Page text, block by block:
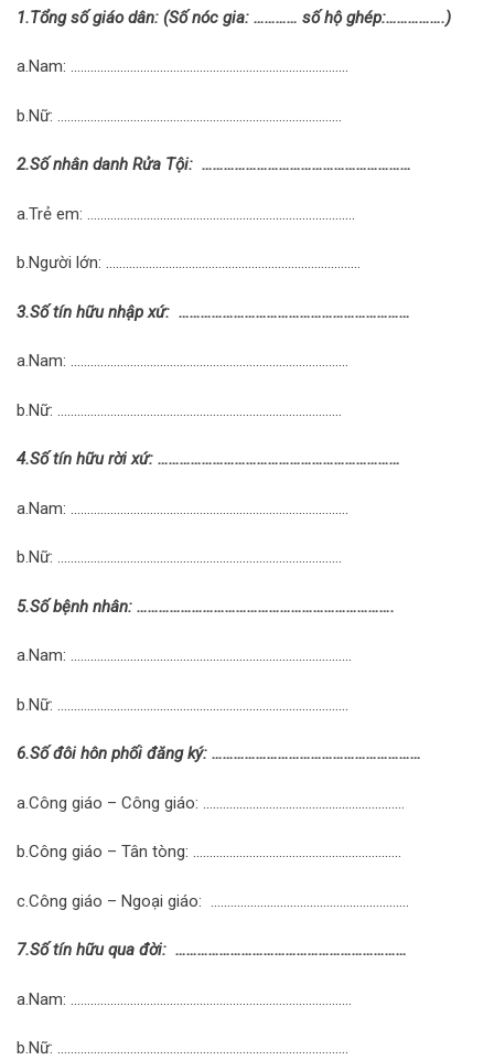
1.Tổng số giáo dân: (Số nóc gia: ………… số hộ ghép:…………….)
a.Nam: …………………………………………………………………………
b.Nữ: …………………………………………………………………………..
2.Số nhân danh Rửa Tội: …………………………………………………
a.Trẻ em: ………………………………………………………………………
b.Người lớn: …………………………………………………………………..
3.Số tín hữu nhập xứ: ………………………………………………………
a.Nam: …………………………………………………………………………
b.Nữ: …………………………………………………………………………..
4.Số tín hữu rời xứ: …………………………………………………………
a.Nam: …………………………………………………………………………
b.Nữ: …………………………………………………………………………..
5.Số bệnh nhân: …………………………………………………………….
a.Nam: ………………………………………………………………………….
b.Nữ: …………………………………………………………………………….
6.Số đôi hôn phối đăng ký: …………………………………………………
a.Công giáo – Công giáo: …………………………………………………….
b.Công giáo – Tân tòng: ………………………………………………………
c.Công giáo – Ngoại giáo: ……………………………………………………
7.Số tín hữu qua đời: ………………………………………………………
a.Nam: ………………………………………………………………………….
b.Nữ: …………………………………………………………………………….